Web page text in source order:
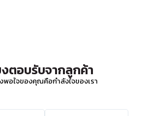
ตอบรับจากลูกค้า
พอใจของคุณคือกำลังใจของเรา